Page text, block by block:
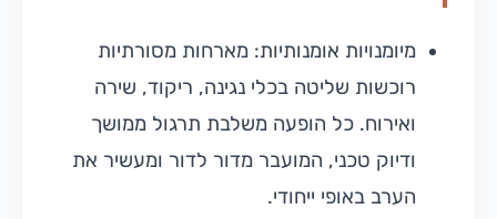
מיומנויות אומנותיות: מארחות מסורתיות
רוכשות שליטה בכלי נגינה, ריקוד, שירה
ואירוח. כל הופעה משלבת תרגול ממושך
ודיוק טכני, המועבר מדור לדור ומעשיר את
הערב באופי ייחודי.